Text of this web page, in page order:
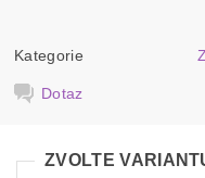
Kategorie
Dotaz
ZVOLTE